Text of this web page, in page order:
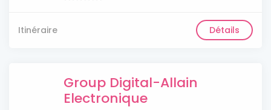
Itinéraire Détails
Group Digital-Allain
Electronique